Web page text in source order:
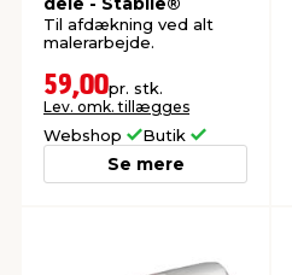
Til afdækning ved alt
malerarbejde.
59,00pr. stk.
Lev. omk. tillægges
Webshop Butik
Se mere